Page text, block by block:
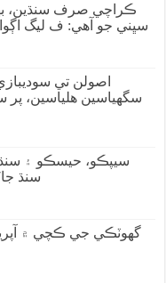
ڪراچي صرف سنڌين،
سڀني جو آهي: ف ليگ
سگهياسين هلياسين، پر
سيپڪو، حيسڪو ۽
سنڌ جا127 ارب رپيا ٻڏي ويا؟
گهوٽڪي جي ڪچي ۾